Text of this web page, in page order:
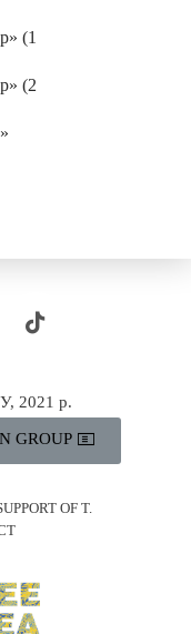
(1
(2
2021 р.
GROUP
OF T.